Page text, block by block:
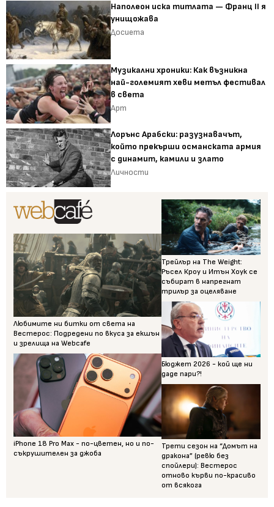
Наполеон иска титлата — Франц II я
унищожава
Досиета
Музикални хроники: Как възникна
най-големият хеви метъл фестивал
в света
Арт
Лорънс Арабски: разузнавачът,
който прекърши османската армия
с динамит, камили и злато
Личности
Любимите ни битки от света на
Вестерос: Подредени по вкуса за екшън
и зрелища на Webcafe
iPhone 18 Pro Max - по-цветен, но и по-
съкрушителен за джоба
Трейлър на The Weight:
Ръсел Кроу и Итън Хоук се
събират в напрегнат
трилър за оцеляване
Бюджет 2026 - кой ще ни
даде пари?!
Трети сезон на “Домът на
дракона” (ревю без
спойлери): Вестерос
отново кърви по-красиво
от всякога